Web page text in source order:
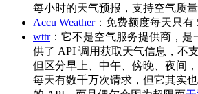
每小时的天气预报，支持空气质量
Accu Weather：免费额度每天只有
wttr：它不是空气服务提供商，是
供了 API 调用获取天气信息，不
但区分早上、中午、傍晚、夜间
每天有数千万次请求，但它其实